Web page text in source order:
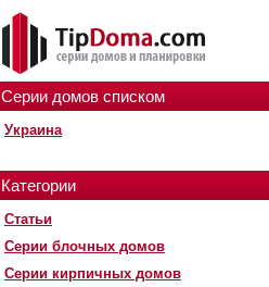
Серии домов списком
Украина
Категории
Статьи
Серии блочных домов
Серии кирпичных домов